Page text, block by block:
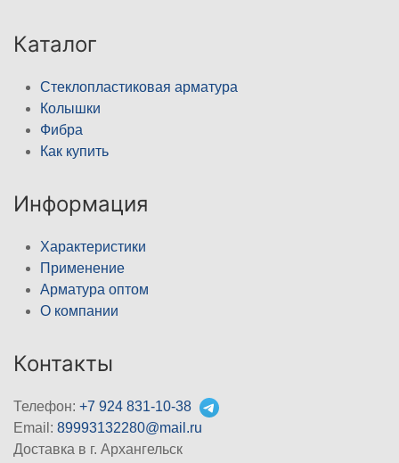
Каталог
Стеклопластиковая арматура
Колышки
Фибра
Как купить
Информация
Характеристики
Применение
Арматура оптом
О компании
Контакты
Телефон: +7 924 831-10-38
Email: 89993132280@mail.ru
Доставка в г. Архангельск